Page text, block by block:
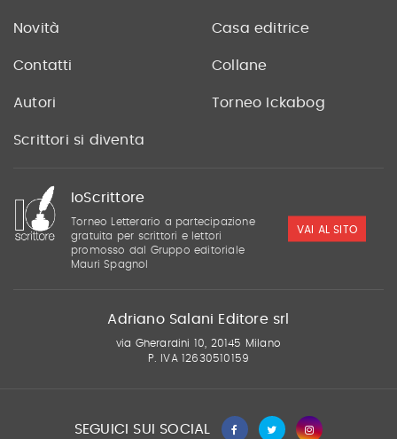
Novità Casa editrice
Contatti Collane
Autori Torneo Ickabog
Scrittori si diventa
IoScrittore
Torneo Letterario a partecipazione
gratuita per scrittori e lettori
promosso dal Gruppo editoriale
Mauri Spagnol
VAI AL SITO
Adriano Salani Editore srl
via Gherardini 10, 20145 Milano
P. IVA 12630510159
SEGUICI SUI SOCIAL